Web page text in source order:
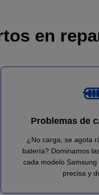
en
Problemas de
¿No carga, se agota
batería? Dominamos
cada modelo
precisa y